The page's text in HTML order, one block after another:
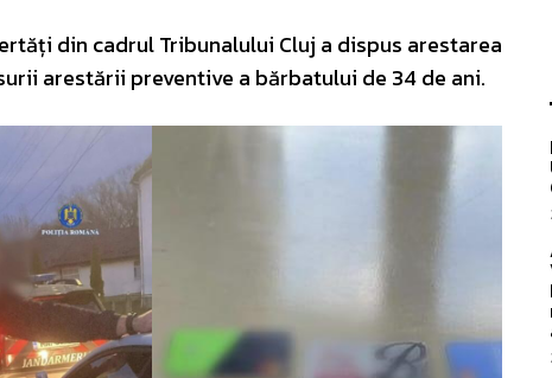
din cadrul Tribunalului Cluj a dispus arestarea
arestării preventive a bărbatului de 34 de ani.